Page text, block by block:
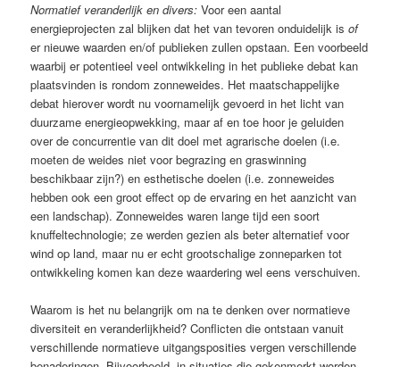
Normatief veranderlijk en divers:Voor een aantal
energieprojecten zal blijken dat het van tevoren onduidelijk isof
er nieuwe waarden en/of publieken zullen opstaan. Een voorbeeld
waarbij er potentieel veel ontwikkeling in het publieke debat kan
plaatsvinden is rondom zonneweides. Het maatschappelijke
debat hierover wordt nu voornamelijk gevoerd in het licht van
duurzame energieopwekking, maar af en toe hoor je geluiden
over de concurrentie van dit doel met agrarische doelen (i.e.
moeten de weides niet voor begrazing en graswinning
beschikbaar zijn?) en esthetische doelen (i.e. zonneweides
hebben ook een groot effect op de ervaring en het aanzicht van
een landschap). Zonneweides waren lange tijd een soort
knuffeltechnologie; ze werden gezien als beter alternatief voor
wind op land, maar nu er echt grootschalige zonneparken tot
ontwikkeling komen kan deze waardering wel eens verschuiven.
Waarom is het nu belangrijk om na te denken over normatieve
diversiteit en veranderlijkheid? Conflicten die ontstaan vanuit
verschillende normatieve uitgangsposities vergen verschillende